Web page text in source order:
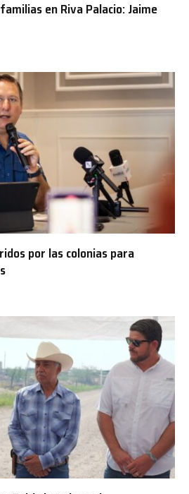
en Riva Palacio: Jaime
por las colonias para